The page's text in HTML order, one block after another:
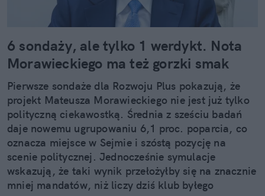
6 sondaży, ale tylko 1 werdykt. Nota
Morawieckiego ma też gorzki smak
Pierwsze sondaże dla Rozwoju Plus pokazują, że
projekt Mateusza Morawieckiego nie jest już tylko
polityczną ciekawostką. Średnia z sześciu badań
daje nowemu ugrupowaniu 6,1 proc. poparcia, co
oznacza miejsce w Sejmie i szóstą pozycję na
scenie politycznej. Jednocześnie symulacje
wskazują, że taki wynik przełożyłby się na znacznie
mniej mandatów, niż liczy dziś klub byłego